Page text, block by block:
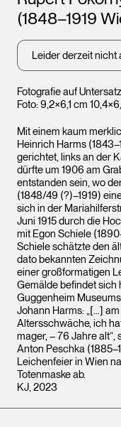
Fotografie auf
Foto: 9,2×6,1 cm
(1848–1919
Leider derzeit nicht
Mit einem kaum
Heinrich Harms
gerichtet, links an der
dürfte um 1906 am
entstanden sein, wo
(1848/49 (?)–1919)
sich in der
Juni 1915 durch die
mit Egon Schiele
Schiele schätzte den
dato bekannten
einer großformatigen
Gemälde befindet sich
Guggenheim
Johann Harms: „[…]
Altersschwäche, ich
mager, – 76 Jahre
Anton Peschka
Leichenfeier in Wien
Totenmaske ab.
KJ, 2023